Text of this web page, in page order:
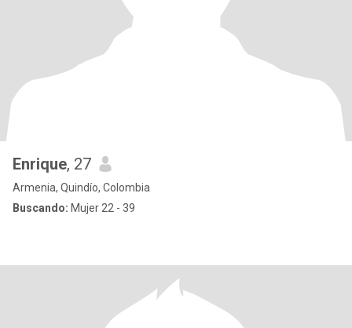
Enrique, 27
Armenia, Quindío, Colombia
Buscando: Mujer 22 - 39